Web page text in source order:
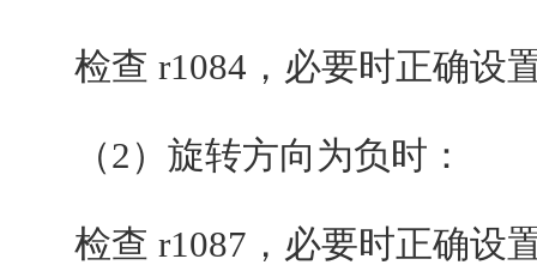
检查 r1084，必要时正确设置
（2）旋转方向为负时：
检查 r1087，必要时正确设置